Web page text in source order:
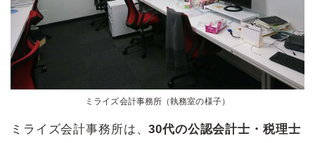
ミライズ会計事務所（執務室の様子）
ミライズ会計事務所は、30代の公認会計士・税理士